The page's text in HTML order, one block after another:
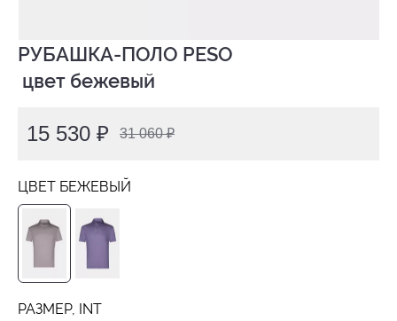
РУБАШКА-ПОЛО PESO
цвет бежевый
15 530 ₽ 31 060 ₽
ЦВЕТ БЕЖЕВЫЙ
РАЗМЕР, INT